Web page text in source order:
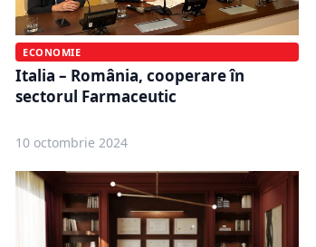
ECONOMIE
Italia – România, cooperare în
sectorul Farmaceutic
10 octombrie 2024